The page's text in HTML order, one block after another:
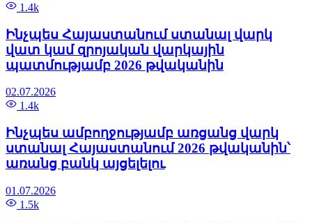
1.4k
Ինչպես Հայաստանում ստանալ վարկ
վատ կամ զրոյական վարկային
պատմությամբ 2026 թվականին
02.07.2026
1.4k
Ինչպես ամբողջությամբ առցանց վարկ
ստանալ Հայաստանում 2026 թվականին՝
առանց բանկ այցելելու
01.07.2026
1.5k